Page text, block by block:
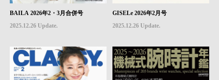
BAILA 2026年2・3月合併号
2025.12.26 Update.
GISELe 2026年2月号
2025.12.26 Update.